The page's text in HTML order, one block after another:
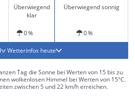
Überwiegend
klar
Überwiegend sonnig
0 % 0 %
Wetterinfos heute
Tag die Sonne bei Werten von 15 bis zu
wolkenlosen Himmel bei Werten von 15°C.
zwischen 5 und 22 km/h erreichen.